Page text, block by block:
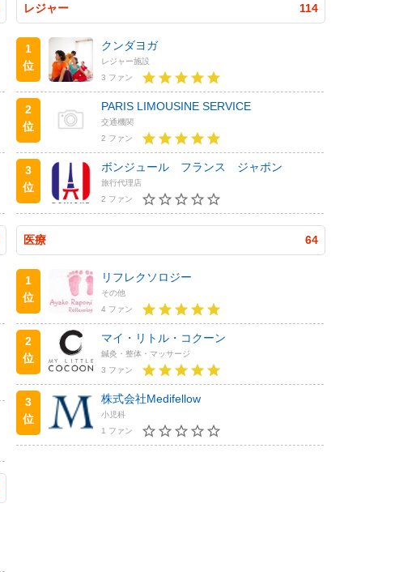
レジャー 114
1
位
クンダヨガ
レジャー施設
3 ファン
2
位
PARIS LIMOUSINE SERVICE
交通機関
2 ファン
3
位
ボンジュール フランス ジャポン
旅行代理店
2 ファン
医療 64
1
位
リフレクソロジー
その他
4 ファン
2
位
マイ・リトル・コクーン
鍼灸・整体・マッサージ
3 ファン
3
位
株式会社Medifellow
小児科
1 ファン